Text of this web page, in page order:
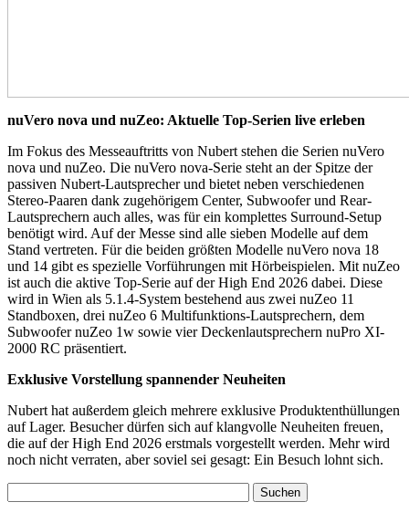
nuVero nova und nuZeo: Aktuelle Top-Serien live erleben
Im Fokus des Messeauftritts von Nubert stehen die Serien nuVero
nova und nuZeo. Die nuVero nova-Serie steht an der Spitze der
passiven Nubert-Lautsprecher und bietet neben verschiedenen
Stereo-Paaren dank zugehörigem Center, Subwoofer und Rear-
Lautsprechern auch alles, was für ein komplettes Surround-Setup
benötigt wird. Auf der Messe sind alle sieben Modelle auf dem
Stand vertreten. Für die beiden größten Modelle nuVero nova 18
und 14 gibt es spezielle Vorführungen mit Hörbeispielen. Mit nuZeo
ist auch die aktive Top-Serie auf der High End 2026 dabei. Diese
wird in Wien als 5.1.4-System bestehend aus zwei nuZeo 11
Standboxen, drei nuZeo 6 Multifunktions-Lautsprechern, dem
Subwoofer nuZeo 1w sowie vier Deckenlautsprechern nuPro XI-
2000 RC präsentiert.
Exklusive Vorstellung spannender Neuheiten
Nubert hat außerdem gleich mehrere exklusive Produktenthüllungen
auf Lager. Besucher dürfen sich auf klangvolle Neuheiten freuen,
die auf der High End 2026 erstmals vorgestellt werden. Mehr wird
noch nicht verraten, aber soviel sei gesagt: Ein Besuch lohnt sich.